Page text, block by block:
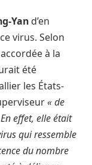
Yan d’en
virus. Selon
à la
été
les États-
« de
effet, elle était
qui ressemble
du nombre